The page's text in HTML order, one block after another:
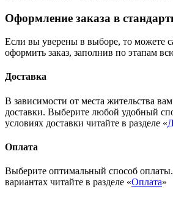
Оформление заказа в
Если вы уверены в выборе, то можете
оформить заказ, заполнив по этапам
Доставка
В зависимости от места жительства
доставки. Выберите любой удобный
условиях доставки читайте в разделе «
Оплата
Выберите оптимальный способ
вариантах читайте в разделе «Оплата»